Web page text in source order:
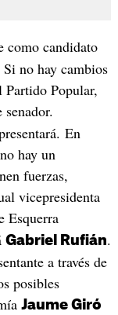
como candidato
no hay cambios
Popular,
En
hay un
fuerzas,
vicepresidenta
Esquerra
Gabriel Rufián.
a través de
posibles
Jaume Giró